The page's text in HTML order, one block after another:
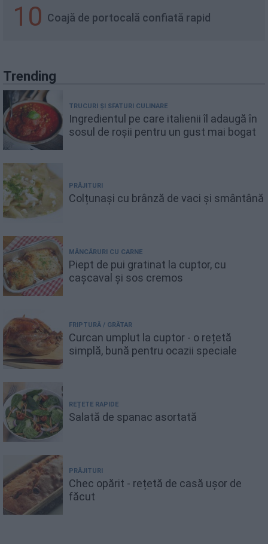
10 Coajă de portocală confiată rapid
Trending
TRUCURI ȘI SFATURI CULINARE
Ingredientul pe care italienii îl adaugă în
sosul de roșii pentru un gust mai bogat
PRĂJITURI
Colțunași cu brânză de vaci și smântână
MÂNCĂRURI CU CARNE
Piept de pui gratinat la cuptor, cu
cașcaval și sos cremos
FRIPTURĂ / GRĂTAR
Curcan umplut la cuptor - o rețetă
simplă, bună pentru ocazii speciale
REȚETE RAPIDE
Salată de spanac asortată
PRĂJITURI
Chec opărit - rețetă de casă ușor de
făcut